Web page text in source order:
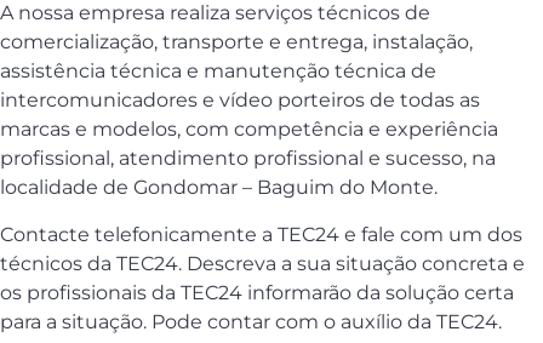
A nossa empresa realiza serviços técnicos de
comercialização, transporte e entrega, instalação,
assistência técnica e manutenção técnica de
intercomunicadores e vídeo porteiros de todas as
marcas e modelos, com competência e experiência
profissional, atendimento profissional e sucesso, na
localidade de Gondomar – Baguim do Monte.
Contacte telefonicamente a TEC24 e fale com um dos
técnicos da TEC24. Descreva a sua situação concreta e
os profissionais da TEC24 informarão da solução certa
para a situação. Pode contar com o auxílio da TEC24.